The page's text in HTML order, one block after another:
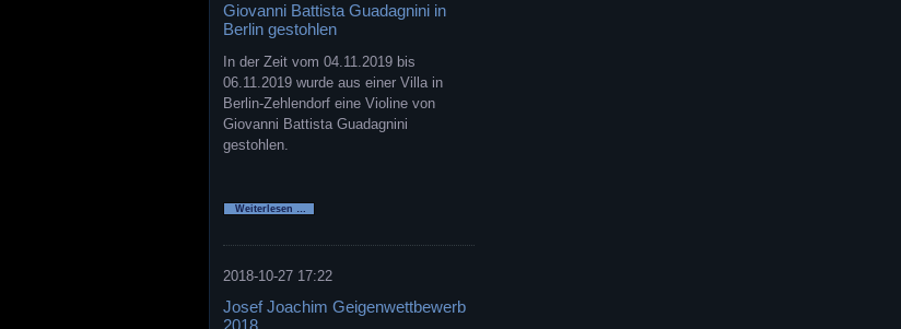
Giovanni Battista Guadagnini in
Berlin gestohlen
In der Zeit vom 04.11.2019 bis
06.11.2019 wurde aus einer Villa in
Berlin-Zehlendorf eine Violine von
Giovanni Battista Guadagnini
gestohlen.
Weiterlesen …
2018-10-27 17:22
Josef Joachim Geigenwettbewerb
2018